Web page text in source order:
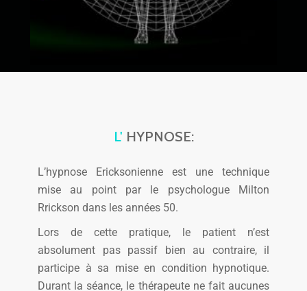
L' HYPNOSE:
L’hypnose Ericksonienne est une technique
mise au point par le psychologue Milton
Rrickson dans les années 50.
Lors de cette pratique, le patient n’est
absolument pas passif bien au contraire, il
participe à sa mise en condition hypnotique.
Durant la séance, le thérapeute ne fait aucunes